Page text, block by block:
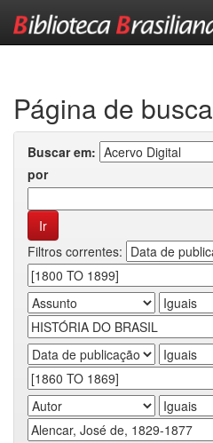
Página de busca
Buscar em:
por
Filtros correntes: